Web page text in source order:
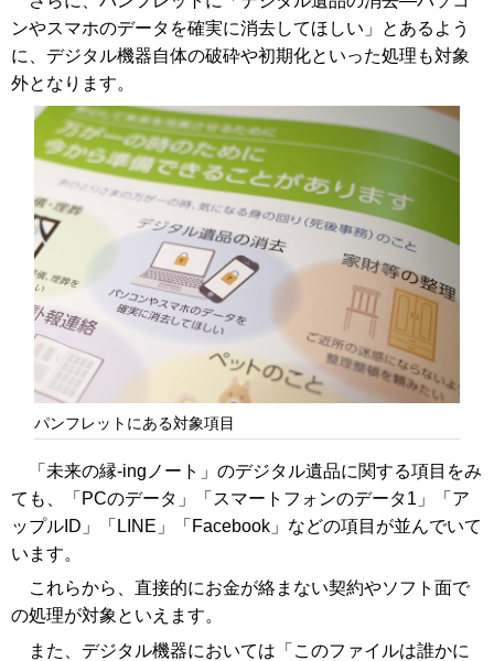
ンやスマホのデータを確実に消去してほしい」とあるよう
に、デジタル機器自体の破砕や初期化といった処理も対象
外となります。
パンフレットにある対象項目
「未来の縁-ingノート」のデジタル遺品に関する項目をみ
ても、「PCのデータ」「スマートフォンのデータ1」「ア
ップルID」「LINE」「Facebook」などの項目が並んでいて
います。
これらから、直接的にお金が絡まない契約やソフト面で
の処理が対象といえます。
また、デジタル機器においては「このファイルは誰かに